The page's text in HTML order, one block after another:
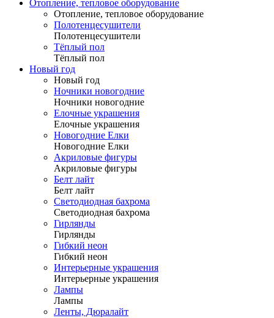
Отопление, тепловое оборудование
Отопление, тепловое оборудование
Полотенцесушители
Полотенцесушители
Тёплый пол
Тёплый пол
Новый год
Новый год
Ночники новогодние
Ночники новогодние
Елочные украшения
Елочные украшения
Новогодние Елки
Новогодние Елки
Акриловые фигуры
Акриловые фигуры
Белт лайт
Белт лайт
Светодиодная бахрома
Светодиодная бахрома
Гирлянды
Гирлянды
Гибкий неон
Гибкий неон
Интерьерные украшения
Интерьерные украшения
Лампы
Лампы
Ленты, Дюралайт